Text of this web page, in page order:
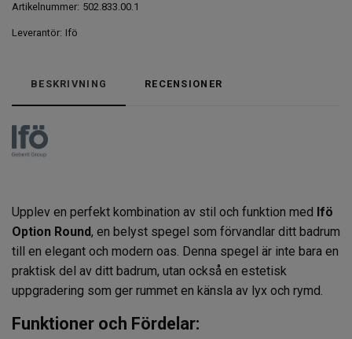
Artikelnummer: 502.833.00.1
Leverantör: Ifö
BESKRIVNING RECENSIONER
Upplev en perfekt kombination av stil och funktion med Ifö
Option Round, en belyst spegel som förvandlar ditt badrum
till en elegant och modern oas. Denna spegel är inte bara en
praktisk del av ditt badrum, utan också en estetisk
uppgradering som ger rummet en känsla av lyx och rymd.
Funktioner och Fördelar: